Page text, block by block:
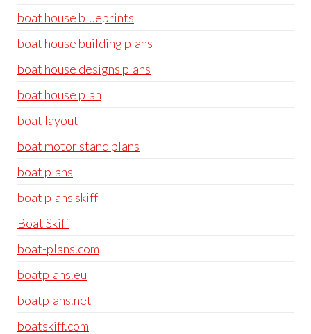
boat house blueprints
boat house building plans
boat house designs plans
boat house plan
boat layout
boat motor stand plans
boat plans
boat plans skiff
Boat Skiff
boat-plans.com
boatplans.eu
boatplans.net
boatskiff.com